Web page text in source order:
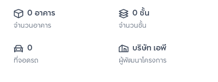
0 อาคาร
จำนวนอาคาร
0 ชั้น
จำนวนชั้น
0
ที่จอดรถ
บริษัท เอพี (ไทย
แลนด์)
ผู้พัฒนาโครงการ